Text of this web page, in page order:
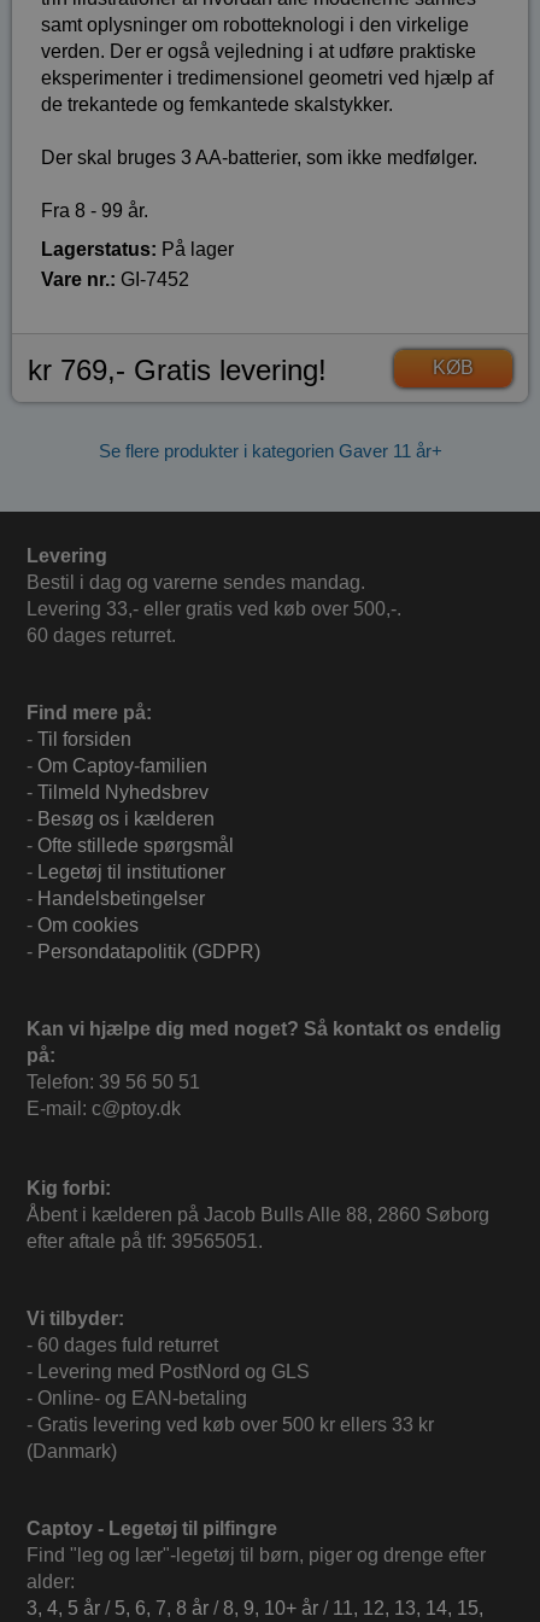
samt oplysninger om robotteknologi i den virkelige
verden. Der er også vejledning i at udføre praktiske
eksperimenter i tredimensionel geometri ved hjælp af
de trekantede og femkantede skalstykker.
Der skal bruges 3 AA-batterier, som ikke medfølger.
Fra 8 - 99 år.
Lagerstatus: På lager
Vare nr.: GI-7452
kr 769,- Gratis levering! KØB
Se flere produkter i kategorien Gaver 11 år+
Levering
Bestil i dag og varerne sendes mandag.
Levering 33,- eller gratis ved køb over 500,-.
60 dages returret.
Find mere på:
- Til forsiden
- Om Captoy-familien
- Tilmeld Nyhedsbrev
- Besøg os i kælderen
- Ofte stillede spørgsmål
- Legetøj til institutioner
- Handelsbetingelser
- Om cookies
- Persondatapolitik (GDPR)
Kan vi hjælpe dig med noget? Så kontakt os endelig
på:
Telefon: 39 56 50 51
E-mail: c@ptoy.dk
Kig forbi:
Åbent i kælderen på Jacob Bulls Alle 88, 2860 Søborg
efter aftale på tlf: 39565051.
Vi tilbyder:
- 60 dages fuld returret
- Levering med PostNord og GLS
- Online- og EAN-betaling
- Gratis levering ved køb over 500 kr ellers 33 kr
(Danmark)
Captoy - Legetøj til pilfingre
Find "leg og lær"-legetøj til børn, piger og drenge efter
alder:
3, 4, 5 år / 5, 6, 7, 8 år /8, 9, 10+ år / 11, 12, 13, 14, 15,